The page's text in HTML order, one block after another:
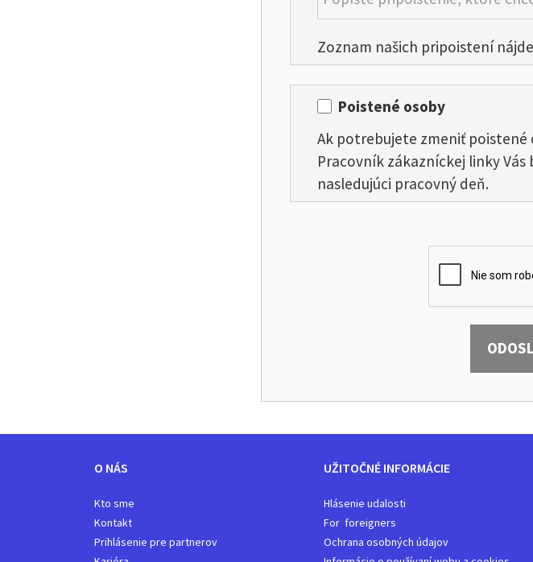
Zoznam našich pripoistení
Poistené osoby
Ak potrebujete zmeniť
Pracovník zákazníckej linky
nasledujúci pracovný deň.
O NÁS
Kto sme
Kontakt
Prihlásenie pre partnerov
UŽITOČNÉ INFORMÁCIE
Hlásenie udalosti
For foreigners
Ochrana osobných údajov